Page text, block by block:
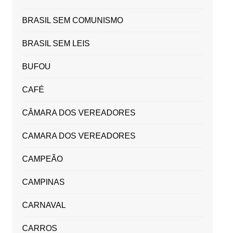
BRASIL SEM COMUNISMO
BRASIL SEM LEIS
BUFOU
CAFÉ
CÂMARA DOS VEREADORES
CAMARA DOS VEREADORES
CAMPEÃO
CAMPINAS
CARNAVAL
CARROS